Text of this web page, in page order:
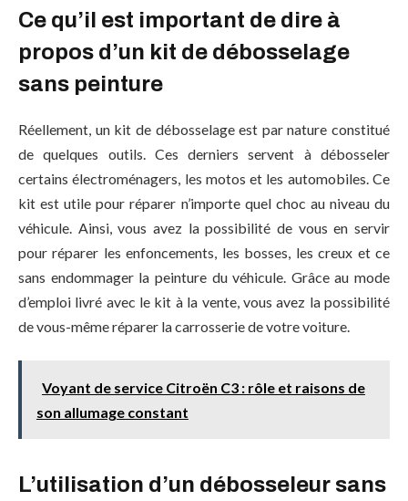
Ce qu’il est important de dire à
propos d’un kit de débosselage
sans peinture
Réellement, un kit de débosselage est par nature constitué
de quelques outils. Ces derniers servent à débosseler
certains électroménagers, les motos et les automobiles. Ce
kit est utile pour réparer n’importe quel choc au niveau du
véhicule. Ainsi, vous avez la possibilité de vous en servir
pour réparer les enfoncements, les bosses, les creux et ce
sans endommager la peinture du véhicule. Grâce au mode
d’emploi livré avec le kit à la vente, vous avez la possibilité
de vous-même réparer la carrosserie de votre voiture.
Voyant de service Citroën C3 : rôle et raisons de
son allumage constant
L’utilisation d’un débosseleur sans